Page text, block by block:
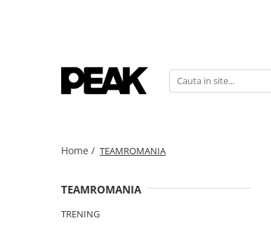
Home / TEAMROMANIA
TEAMROMANIA
TRENING